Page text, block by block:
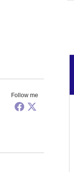
Follow me